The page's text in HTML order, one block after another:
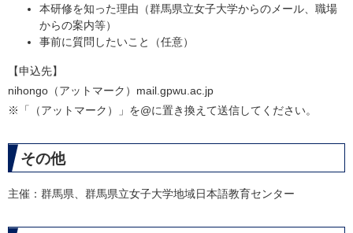
本研修を知った理由（群馬県立女子大学からのメール、職場
からの案内等）
事前に質問したいこと（任意）
【申込先】
nihongo（アットマーク）mail.gpwu.ac.jp
※「（アットマーク）」を@に置き換えて送信してください。
その他
主催：群馬県、群馬県立女子大学地域日本語教育センター